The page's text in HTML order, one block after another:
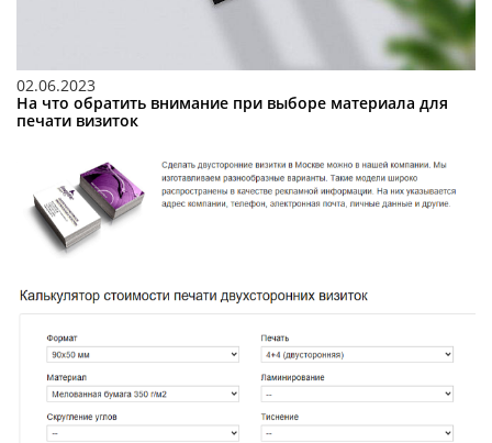
02.06.2023
На что обратить внимание при выборе материала для
печати визиток